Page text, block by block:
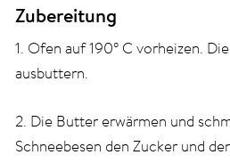
Zubereitung
1. Ofen auf 190° C vorheizen.
ausbuttern.
2. Die Butter erwärmen und
Schneebesen den Zucker und